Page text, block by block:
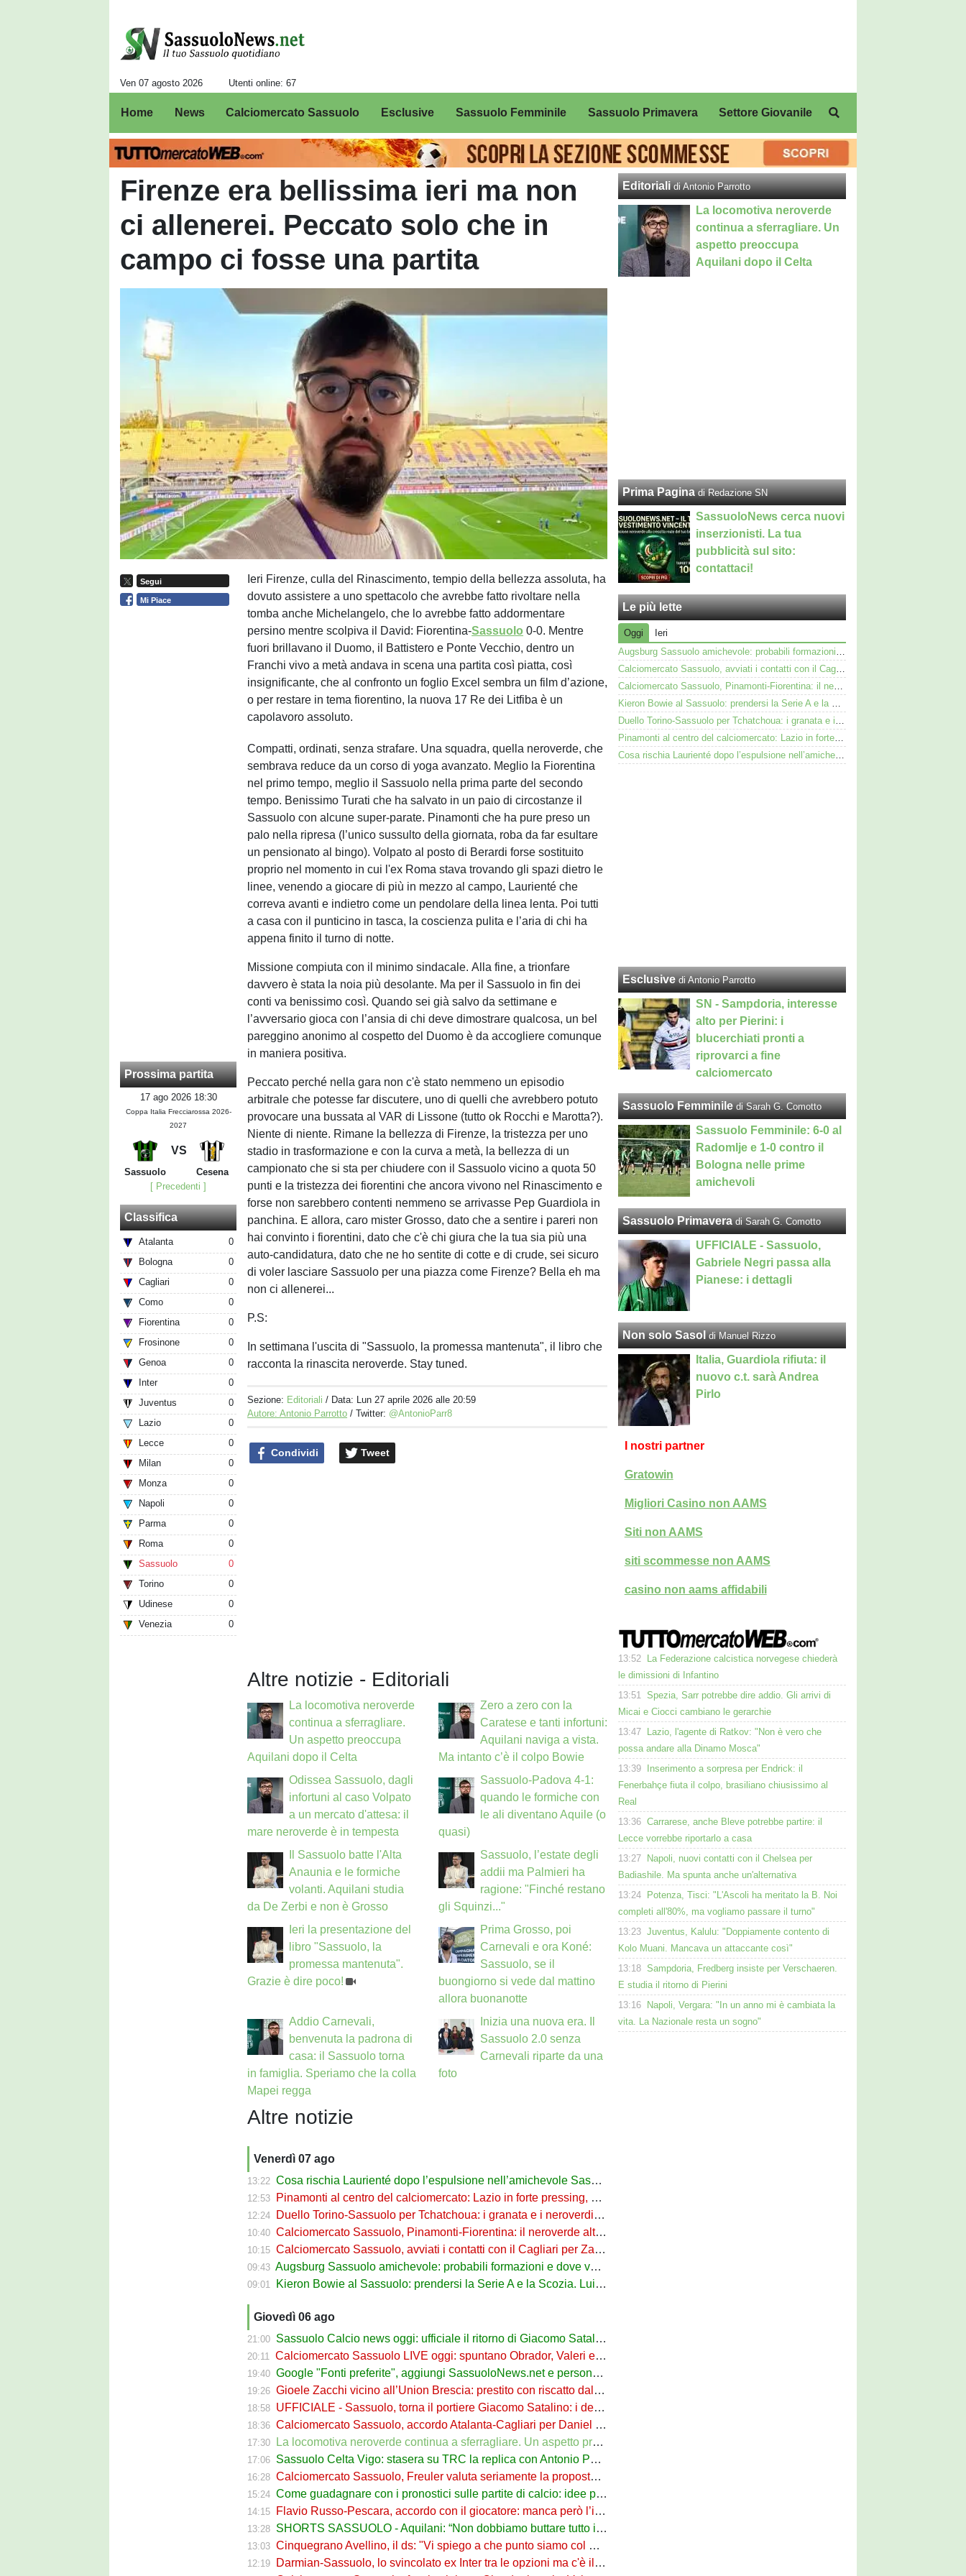
Ven 07 agosto 2026 Utenti online: 67
Home News Calciomercato Sassuolo Esclusive Sassuolo Femminile Sassuolo Primavera Settore Giovanile
Firenze era bellissima ieri ma non
ci allenerei. Peccato solo che in
campo ci fosse una partita
Segui
Mi Piace
Prossima partita
17 ago 2026 18:30
Coppa Italia Frecciarossa 2026-
2027
VS
Sassuolo
Cesena
[ Precedenti ]
Classifica
Atalanta
0
Bologna
0
Cagliari
0
Como
0
Fiorentina
0
Frosinone
0
Genoa
0
Inter
0
Juventus
0
Lazio
0
Lecce
0
Milan
0
Monza
0
Napoli
0
Parma
0
Roma
0
Sassuolo
0
Torino
0
Udinese
0
Venezia
0
Ieri Firenze, culla del Rinascimento, tempio della bellezza assoluta, ha
dovuto assistere a uno spettacolo che avrebbe fatto rivoltare nella
tomba anche Michelangelo, che lo avrebbe fatto addormentare
persino mentre scolpiva il David: Fiorentina-Sassuolo 0-0. Mentre
fuori brillavano il Duomo, il Battistero e Ponte Vecchio, dentro un
Franchi vivo a metà andava in scena una partita così piatta, così
insignificante, che al confronto un foglio Excel sembra un film d’azione,
o per restare in tema fiorentino, la nuova 17 Re dei Litfiba è un
capolavoro assoluto.
Compatti, ordinati, senza strafare. Una squadra, quella neroverde, che
sembrava reduce da un corso di yoga avanzato. Meglio la Fiorentina
nel primo tempo, meglio il Sassuolo nella prima parte del secondo
tempo. Benissimo Turati che ha salvato in un paio di circostanze il
Sassuolo con alcune super-parate. Pinamonti che ha pure preso un
palo nella ripresa (l’unico sussulto della giornata, roba da far esultare
un pensionato al bingo). Volpato al posto di Berardi forse sostituito
proprio nel momento in cui l'ex Roma stava trovando gli spazi dietro le
linee, venendo a giocare di più in mezzo al campo, Laurienté che
correva avanti e indietro come un pendolare della linea lenta. Poi tutti
a casa con il punticino in tasca, la coscienza pulita e l’aria di chi ha
appena finito il turno di notte.
Missione compiuta con il minimo sindacale. Alla fine, a trionfare
davvero è stata la noia più desolante. Ma per il Sassuolo in fin dei
conti va benissimo così. Quando sei già salvo da settimane e
l’avversario gioca con l’ansia di chi deve dimostrare qualcosa, un bel
pareggino anonimo al cospetto del Duomo è da accogliere comunque
in maniera positiva.
Peccato perché nella gara non c'è stato nemmeno un episodio
arbitrale che potesse far discutere, uno di quelli che avrebbero potuto
provocare una bussata al VAR di Lissone (tutto ok Rocchi e Marotta?).
Niente di niente. Rimane la bellezza di Firenze, la tristezza per uno
stadio in trasformazione e con la curva a metà, la bellezza di un
campionato che si sta per chiudere con il Sassuolo vicino a quota 50
punti e la tristezza dei fiorentini che ancora vivono nel Rinascimento e
forse non sarebbero contenti nemmeno se arrivasse Pep Guardiola in
panchina. E allora, caro mister Grosso, dato che a sentire i pareri non
hai convinto i fiorentini, dato che c'è chi giura che la tua sia più una
auto-candidatura, dato che ne ho sentite di cotte e di crude, sei sicuro
di voler lasciare Sassuolo per una piazza come Firenze? Bella eh ma
non ci allenerei...
P.S:
In settimana l'uscita di "Sassuolo, la promessa mantenuta", il libro che
racconta la rinascita neroverde. Stay tuned.
Sezione: Editoriali / Data: Lun 27 aprile 2026 alle 20:59
Autore: Antonio Parrotto / Twitter: @AntonioParr8
Condividi Tweet
Altre notizie - Editoriali
La locomotiva neroverde
continua a sferragliare.
Un aspetto preoccupa
Aquilani dopo il Celta
Zero a zero con la
Caratese e tanti infortuni:
Aquilani naviga a vista.
Ma intanto c’è il colpo Bowie
Odissea Sassuolo, dagli
infortuni al caso Volpato
a un mercato d'attesa: il
mare neroverde è in tempesta
Sassuolo-Padova 4-1:
quando le formiche con
le ali diventano Aquile (o
quasi)
Il Sassuolo batte l'Alta
Anaunia e le formiche
volanti. Aquilani studia
da De Zerbi e non è Grosso
Sassuolo, l’estate degli
addii ma Palmieri ha
ragione: "Finché restano
gli Squinzi..."
Ieri la presentazione del
libro "Sassuolo, la
promessa mantenuta".
Grazie è dire poco!
Prima Grosso, poi
Carnevali e ora Koné:
Sassuolo, se il
buongiorno si vede dal mattino
allora buonanotte
Addio Carnevali,
benvenuta la padrona di
casa: il Sassuolo torna
in famiglia. Speriamo che la colla
Mapei regga
Inizia una nuova era. Il
Sassuolo 2.0 senza
Carnevali riparte da una
foto
Altre notizie
Venerdì 07 ago
13:22 Cosa rischia Laurienté dopo l’espulsione nell’amichevole Sassuolo-Celta Vigo
12:53 Pinamonti al centro del calciomercato: Lazio in forte pressing, Fiorentina osserva
12:24 Duello Torino-Sassuolo per Tchatchoua: i granata e i neroverdi valutano per l'ex Verona
10:40 Calciomercato Sassuolo, Pinamonti-Fiorentina: il neroverde alternativa a Pellegrino del Parma
10:15 Calciomercato Sassuolo, avviati i contatti con il Cagliari per Zappa
09:43 Augsburg Sassuolo amichevole: probabili formazioni e dove vederla in tv e streaming
09:01 Kieron Bowie al Sassuolo: prendersi la Serie A e la Scozia. Lui o Pinamonti: chi sarà titolare
Giovedì 06 ago
21:00 Sassuolo Calcio news oggi: ufficiale il ritorno di Giacomo Satalino a un mese dall'addio
20:11 Calciomercato Sassuolo LIVE oggi: spuntano Obrador, Valeri e Darmian per la difesa
19:40 Google "Fonti preferite", aggiungi SassuoloNews.net e personalizza le tue notizie
19:26 Gioele Zacchi vicino all’Union Brescia: prestito con riscatto dal Sassuolo
18:58 UFFICIALE - Sassuolo, torna il portiere Giacomo Satalino: i dettagli
18:36 Calciomercato Sassuolo, accordo Atalanta-Cagliari per Daniel Maldini: i dettagli
17:30 La locomotiva neroverde continua a sferragliare. Un aspetto preoccupa Aquilani dopo il Celta
17:06 Sassuolo Celta Vigo: stasera su TRC la replica con Antonio Parrotto seconda voce nel 2° tempo
16:28 Calciomercato Sassuolo, Freuler valuta seriamente la proposta neroverde
15:24 Come guadagnare con i pronostici sulle partite di calcio: idee per gli appassionati di sport
14:15 Flavio Russo-Pescara, accordo con il giocatore: manca però l’intesa con il Sassuolo
13:28 SHORTS SASSUOLO - Aquilani: “Non dobbiamo buttare tutto in vacca”
13:03 Cinquegrano Avellino, il ds: "Vi spiego a che punto siamo col Sassuolo"
12:19 Darmian-Sassuolo, lo svincolato ex Inter tra le opzioni ma c'è il solito Cagliari
Editoriali di Antonio Parrotto
La locomotiva neroverde
continua a sferragliare. Un
aspetto preoccupa
Aquilani dopo il Celta
Prima Pagina di Redazione SN
SassuoloNews cerca nuovi
inserzionisti. La tua
pubblicità sul sito:
contattaci!
Le più lette
Oggi
Ieri
Augsburg Sassuolo amichevole: probabili formazioni e dove vederla in tv e streaming
Calciomercato Sassuolo, avviati i contatti con il Cagliari per Zappa
Calciomercato Sassuolo, Pinamonti-Fiorentina: il neroverde alternativa a Pellegrino del Parma
Kieron Bowie al Sassuolo: prendersi la Serie A e la Scozia. Lui o Pinamonti: chi sarà titolare
Duello Torino-Sassuolo per Tchatchoua: i granata e i neroverdi valutano per l'ex Verona
Pinamonti al centro del calciomercato: Lazio in forte pressing, Fiorentina osserva
Cosa rischia Laurienté dopo l’espulsione nell’amichevole Sassuolo-Celta Vigo
Esclusive di Antonio Parrotto
SN - Sampdoria, interesse
alto per Pierini: i
blucerchiati pronti a
riprovarci a fine
calciomercato
Sassuolo Femminile di Sarah G. Comotto
Sassuolo Femminile: 6-0 al
Radomlje e 1-0 contro il
Bologna nelle prime
amichevoli
Sassuolo Primavera di Sarah G. Comotto
UFFICIALE - Sassuolo,
Gabriele Negri passa alla
Pianese: i dettagli
Non solo Sasol di Manuel Rizzo
Italia, Guardiola rifiuta: il
nuovo c.t. sarà Andrea
Pirlo
I nostri partner
Gratowin
Migliori Casino non AAMS
Siti non AAMS
siti scommesse non AAMS
casino non aams affidabili
13:52
La Federazione calcistica norvegese chiederà
le dimissioni di Infantino
13:51 Spezia, Sarr potrebbe dire addio. Gli arrivi di
Micai e Ciocci cambiano le gerarchie
13:47
Lazio, l'agente di Ratkov: "Non è vero che
possa andare alla Dinamo Mosca"
13:39
Inserimento a sorpresa per Endrick: il
Fenerbahçe fiuta il colpo, brasiliano chiusissimo al
Real
13:36 Carrarese, anche Bleve potrebbe partire: il
Lecce vorrebbe riportarlo a casa
13:27
Napoli, nuovi contatti con il Chelsea per
Badiashile. Ma spunta anche un'alternativa
13:24
Potenza, Tisci: "L'Ascoli ha meritato la B. Noi
completi all'80%, ma vogliamo passare il turno"
13:23 Juventus, Kalulu: "Doppiamente contento di
Kolo Muani. Mancava un attaccante così"
13:18 Sampdoria, Fredberg insiste per Verschaeren.
E studia il ritorno di Pierini
13:16
Napoli, Vergara: "In un anno mi è cambiata la
vita. La Nazionale resta un sogno"